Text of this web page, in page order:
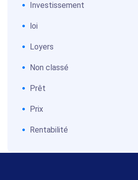
Investissement
loi
Loyers
Non classé
Prêt
Prix
Rentabilité